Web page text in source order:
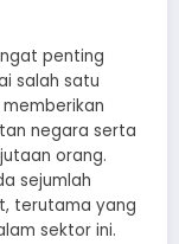
penting
salah satu
negara serta
orang.
sejumlah
terutama yang
sektor ini.